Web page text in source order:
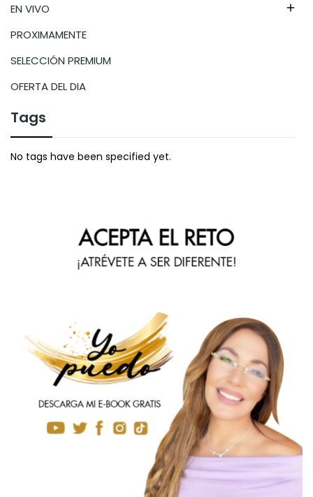
EN VIVO 
PROXIMAMENTE
SELECCIÓN PREMIUM
OFERTA DEL DIA
Tags
No tags have been specified yet.